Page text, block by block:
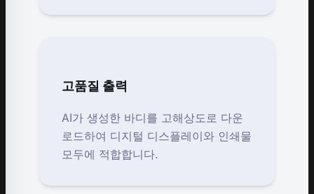
고품질 출력
AI가 생성한 바디를 고해상도로 다운
로드하여 디지털 디스플레이와 인쇄물
모두에 적합합니다.